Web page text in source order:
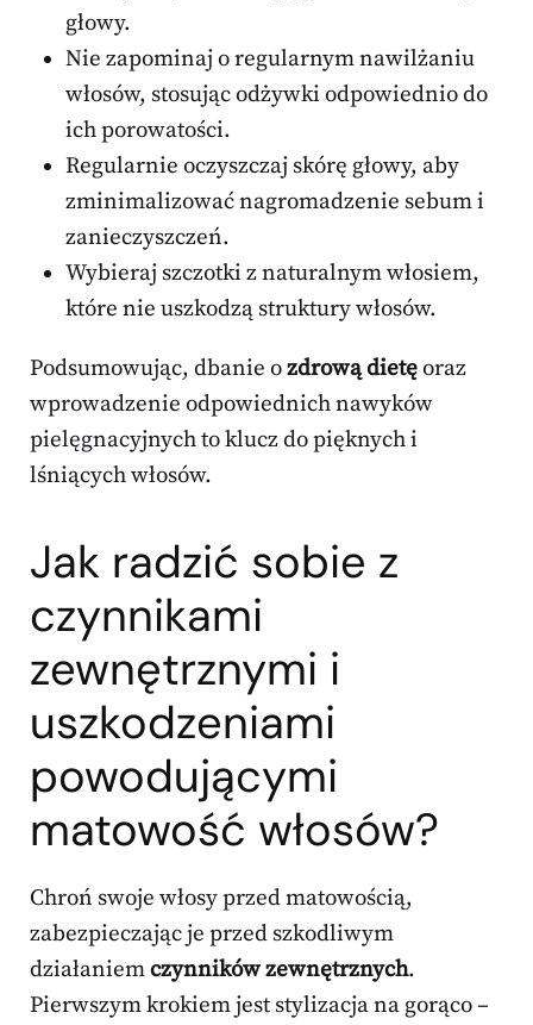
głowy.
Nie zapominaj o regularnym nawilżaniu
włosów, stosując odżywki odpowiednio do
ich porowatości.
Regularnie oczyszczaj skórę głowy, aby
zminimalizować nagromadzenie sebum i
zanieczyszczeń.
Wybieraj szczotki z naturalnym włosiem,
które nie uszkodzą struktury włosów.
Podsumowując, dbanie ozdrową dietęoraz
wprowadzenie odpowiednich nawyków
pielęgnacyjnych to klucz do pięknych i
lśniących włosów.
Jak radzić sobie z
czynnikami
zewnętrznymi i
uszkodzeniami
powodującymi
matowość włosów?
Chroń swoje włosy przed matowością,
zabezpieczając je przed szkodliwym
działaniemczynników zewnętrznych.
Pierwszym krokiem jest stylizacja na gorąco –